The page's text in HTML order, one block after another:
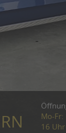
Mo-Fr:
16 Uhr